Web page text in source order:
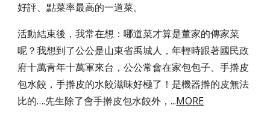
好評、點菜率最高的一道菜。
活動結束後，我常在想：哪道菜才算是董家的傳家菜
呢？我想到了公公是山東省禹城人，年輕時跟著國民政
府十萬青年十萬軍來台，公公常會在家包包子、手擀皮
包水餃，手擀皮的水餃滋味好極了！是機器擀的皮無法
比的….先生除了會手擀皮包水餃外，...MORE